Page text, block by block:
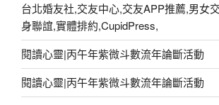
台北婚友社,交友中心,交友APP推薦,男女
身聯誼,實體排約,CupidPress,
閱讀心靈|丙午年紫微斗數流年論斷活動
閱讀心靈|丙午年紫微斗數流年論斷活動